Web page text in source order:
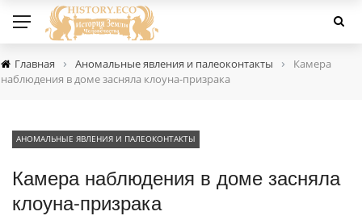
Главная › Аномальные явления и палеоконтакты ›
Камера
наблюдения в доме засняла клоуна-призрака
АНОМАЛЬНЫЕ ЯВЛЕНИЯ И ПАЛЕОКОНТАКТЫ
Камера наблюдения в доме засняла
клоуна-призрака